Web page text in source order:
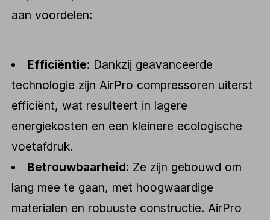
aan voordelen:
Efficiëntie: Dankzij geavanceerde
technologie zijn AirPro compressoren uiterst
efficiënt, wat resulteert in lagere
energiekosten en een kleinere ecologische
voetafdruk.
Betrouwbaarheid: Ze zijn gebouwd om
lang mee te gaan, met hoogwaardige
materialen en robuuste constructie. AirPro